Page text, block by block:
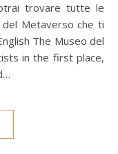
trovare tutte le
Metaverso che ti
The Museo del
in the first place,